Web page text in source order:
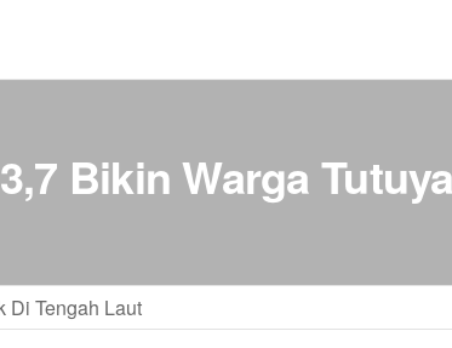
Bikin Warga
Di Tengah Laut